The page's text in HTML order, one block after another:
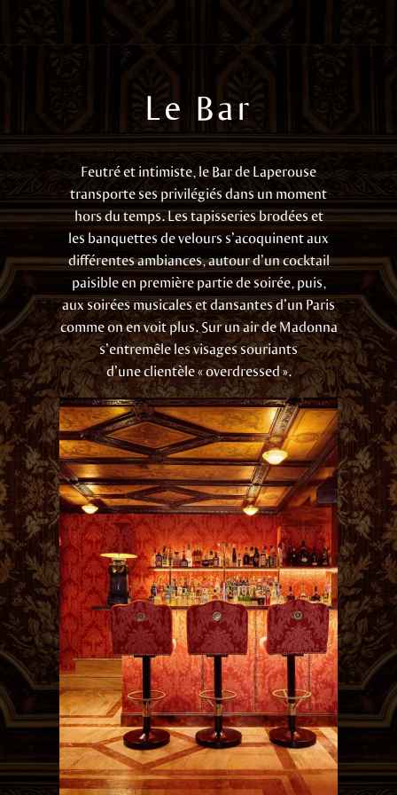
Le Bar
Feutré et intimiste, le Bar de Laperouse
transporte ses privilégiés dans un moment
hors du temps. Les tapisseries brodées et
les banquettes de velours s’acoquinent aux
différentes ambiances, autour d’un cocktail
paisible en première partie de soirée, puis,
aux soirées musicales et dansantes d’un Paris
comme on en voit plus. Sur un air de Madonna
s’entremêle les visages souriants
d’une clientèle « overdressed ».